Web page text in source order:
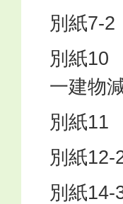
別紙7-
別紙10
一建物
別紙11
別紙
別紙